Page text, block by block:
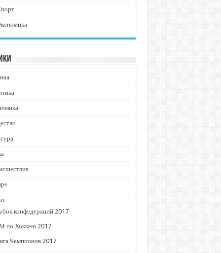
конфедераций 2017
по Хоккею 2017
Чемпионов 2017